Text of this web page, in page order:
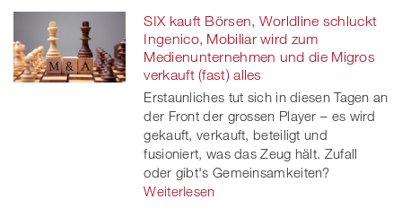
SIX kauft Börsen, Worldline schluckt
Ingenico, Mobiliar wird zum
Medienunternehmen und die Migros
verkauft (fast) alles
Erstaunliches tut sich in diesen Tagen an
der Front der grossen Player – es wird
gekauft, verkauft, beteiligt und
fusioniert, was das Zeug hält. Zufall
oder gibt's Gemeinsamkeiten?
Weiterlesen